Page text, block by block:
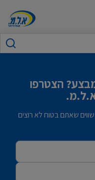
הצטרפו
שאתם בטוח לא רוצים